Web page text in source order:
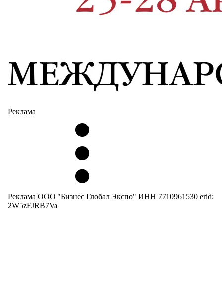
Реклама
Реклама ООО "Бизнес Глобал Экспо" ИНН 7710961530 erid:
2W5zFJRB7Va